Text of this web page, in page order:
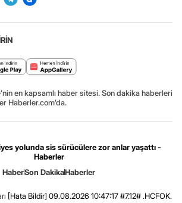
en kapsamlı haber sitesi. Son dakika haberleri
Haberler.com’da.
yolunda sis sürücülere zor anlar yaşattı -
Haberler
HaberSon DakikaHaberler
[Hata Bildir] 09.08.2026 10:47:17 #7.12# .HCFOK.